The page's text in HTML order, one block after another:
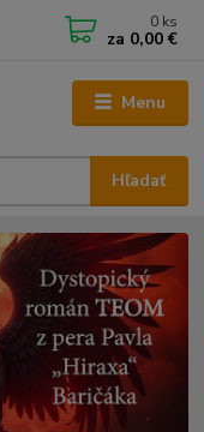
Menu
Hľadať
0 ks
za 0,00 €